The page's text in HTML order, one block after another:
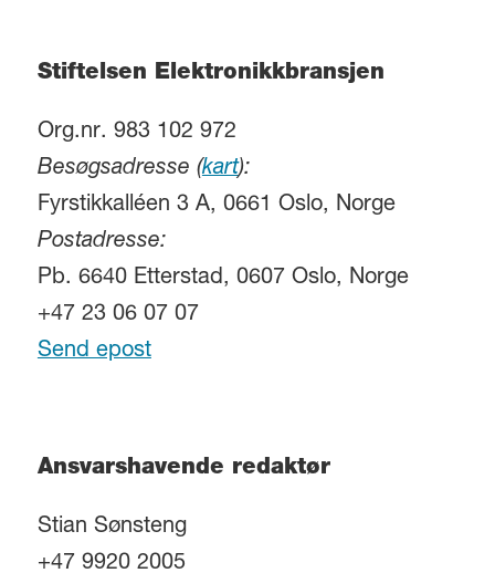
Stiftelsen Elektronikkbransjen
Org.nr. 983 102 972
Besøgsadresse (kart):
Fyrstikkalléen 3 A, 0661 Oslo, Norge
Postadresse:
Pb. 6640 Etterstad, 0607 Oslo, Norge
+47 23 06 07 07
Send epost
Ansvarshavende redaktør
Stian Sønsteng
+47 9920 2005